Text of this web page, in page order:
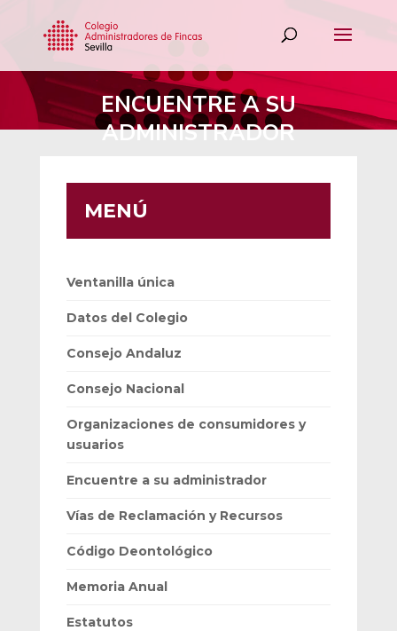
ENCUENTRE A SU
ADMINISTRADOR
MENÚ
Ventanilla única
Datos del Colegio
Consejo Andaluz
Consejo Nacional
Organizaciones de consumidores y
usuarios
Encuentre a su administrador
Vías de Reclamación y Recursos
Código Deontológico
Memoria Anual
Estatutos